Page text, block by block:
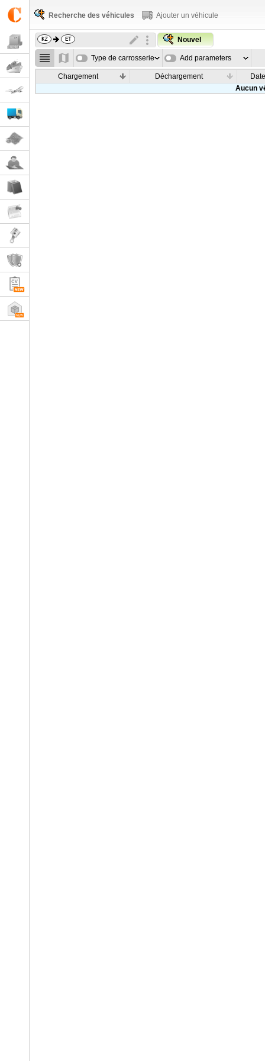
Recherche des véhicules Ajouter un véhicule
Nouvel
Type de carrosserie Add parameters
Chargement Déchargement
Aucun